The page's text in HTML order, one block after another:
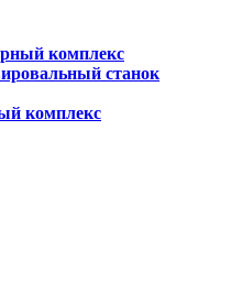
комплекс
станок
комплекс